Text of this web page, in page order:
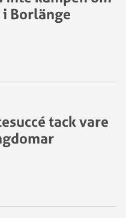
Borlänge
tack vare